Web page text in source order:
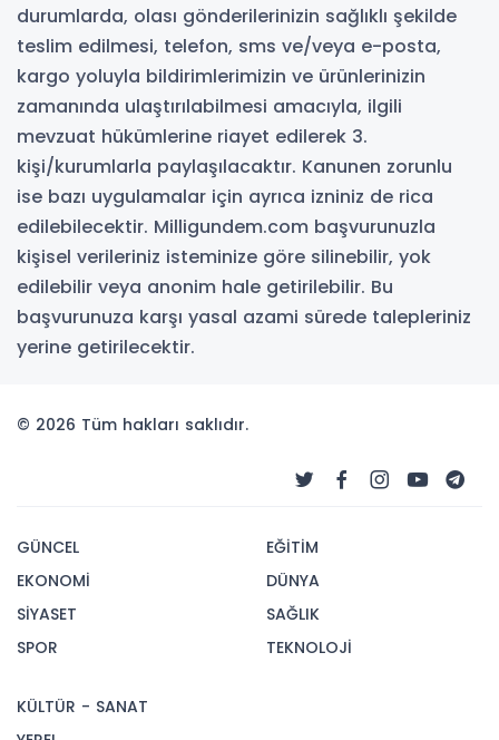
durumlarda, olası gönderilerinizin sağlıklı şekilde
teslim edilmesi, telefon, sms ve/veya e-posta,
kargo yoluyla bildirimlerimizin ve ürünlerinizin
zamanında ulaştırılabilmesi amacıyla, ilgili
mevzuat hükümlerine riayet edilerek 3.
kişi/kurumlarla paylaşılacaktır. Kanunen zorunlu
ise bazı uygulamalar için ayrıca izniniz de rica
edilebilecektir. Milligundem.com başvurunuzla
kişisel verileriniz isteminize göre silinebilir, yok
edilebilir veya anonim hale getirilebilir. Bu
başvurunuza karşı yasal azami sürede talepleriniz
yerine getirilecektir.
© 2026 Tüm hakları saklıdır.
GÜNCEL
EKONOMİ
SİYASET
SPOR
EĞİTİM
DÜNYA
SAĞLIK
TEKNOLOJİ
KÜLTÜR - SANAT